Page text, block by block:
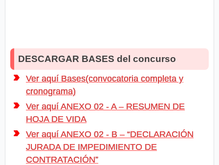
DESCARGAR BASES del concurso
Ver aquí Bases(convocatoria completa y
cronograma)
Ver aquí ANEXO 02 - A – RESUMEN DE
HOJA DE VIDA
Ver aquí ANEXO 02 - B – “DECLARACIÓN
JURADA DE IMPEDIMIENTO DE
CONTRATACIÓN”